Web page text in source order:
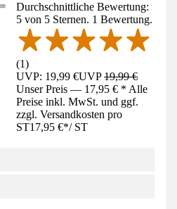
Durchschnittliche Bewertung:
5 von 5 Sternen. 1 Bewertung.
(1)
UVP: 19,99 €UVP19,99 €
Unser Preis — 17,95 € * Alle
Preise inkl. MwSt. und ggf.
zzgl. Versandkosten pro
ST17,95 €*/ ST